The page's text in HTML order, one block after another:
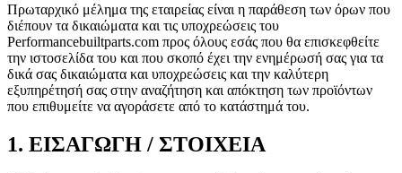
Πρωταρχικό μέλημα της εταιρείας είναι η παράθεση των όρων που
διέπουν τα δικαιώματα και τις υποχρεώσεις του
Performancebuiltparts.com προς όλους εσάς που θα επισκεφθείτε
την ιστοσελίδα του και που σκοπό έχει την ενημέρωσή σας για τα
δικά σας δικαιώματα και υποχρεώσεις και την καλύτερη
εξυπηρέτησή σας στην αναζήτηση και απόκτηση των προϊόντων
που επιθυμείτε να αγοράσετε από το κατάστημά του.
1. ΕΙΣΑΓΩΓΗ / ΣΤΟΙΧΕΙΑ